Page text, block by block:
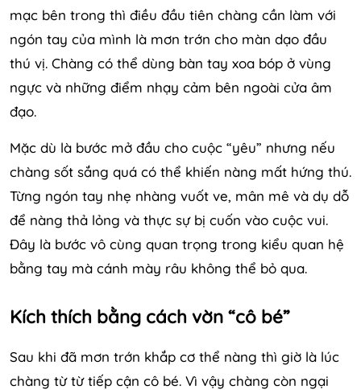
mạc bên trong thì điều đầu tiên chàng cần làm với
ngón tay của mình là mơn trớn cho màn dạo đầu
thú vị. Chàng có thể dùng bàn tay xoa bóp ở vùng
ngực và những điểm nhạy cảm bên ngoài cửa âm
đạo.
Mặc dù là bước mở đầu cho cuộc “yêu” nhưng nếu
chàng sốt sắng quá có thể khiến nàng mất hứng thú.
Từng ngón tay nhẹ nhàng vuốt ve, mân mê và dụ dỗ
để nàng thả lỏng và thực sự bị cuốn vào cuộc vui.
Đây là bước vô cùng quan trọng trong kiểu quan hệ
bằng tay mà cánh mày râu không thể bỏ qua.
Kích thích bằng cách vờn “cô bé”
Sau khi đã mơn trớn khắp cơ thể nàng thì giờ là lúc
chàng từ từ tiếp cận cô bé. Vì vậy chàng còn ngại